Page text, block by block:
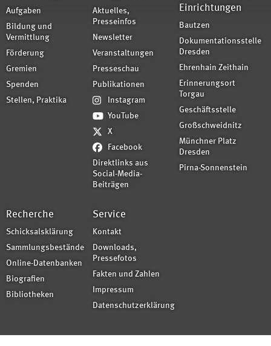
Aufgaben
Bildung und
Vermittlung
Förderung
Gremien
Spenden
Stellen, Praktika
Aktuelles,
Presseinfos
Newsletter
Veranstaltungen
Presseschau
Publikationen
Instagram
YouTube
X
Facebook
Direktlinks aus
Social-Media-
Beiträgen
Einrichtungen
Bautzen
Dokumentationsstelle
Dresden
Ehrenhain Zeithain
Erinnerungsort
Torgau
Geschäftsstelle
Großschweidnitz
Münchner Platz
Dresden
Pirna-Sonnenstein
Recherche
Schicksalsklärung
Sammlungsbestände
Online-Datenbanken
Biografien
Bibliotheken
Service
Kontakt
Downloads,
Pressefotos
Fakten und Zahlen
Impressum
Datenschutzerklärung